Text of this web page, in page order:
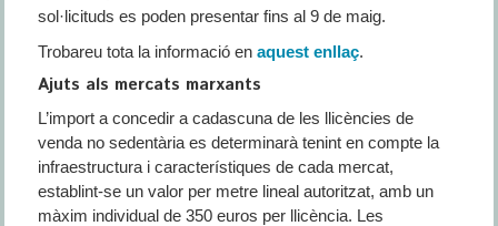
sol·licituds es poden presentar fins al 9 de maig.
Trobareu tota la informació en aquest enllaç.
Ajuts als mercats marxants
L’import a concedir a cadascuna de les llicències de
venda no sedentària es determinarà tenint en compte la
infraestructura i característiques de cada mercat,
establint-se un valor per metre lineal autoritzat, amb un
màxim individual de 350 euros per llicència. Les